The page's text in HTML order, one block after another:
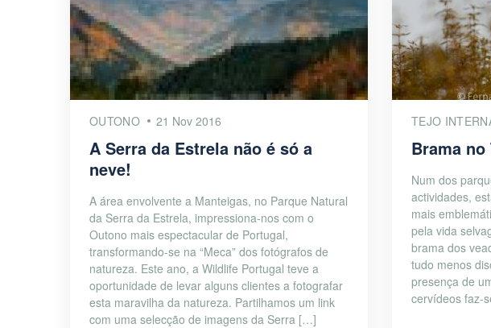
OUTONO 21 Nov 2016
A Serra da Estrela não é só a
neve!
A área envolvente a Manteigas, no Parque Natural
da Serra da Estrela, impressiona-nos com o
Outono mais espectacular de Portugal,
transformando-se na “Meca” dos fotógrafos de
natureza. Este ano, a Wildlife Portugal teve a
oportunidade de levar alguns clientes a fotografar
esta maravilha da natureza. Partilhamos um link
com uma selecção de imagens da Serra […]
TEJO
Brama
Num dos
actividades,
mais
pela vida
brama dos
tudo menos
presença de
cervídeos faz-